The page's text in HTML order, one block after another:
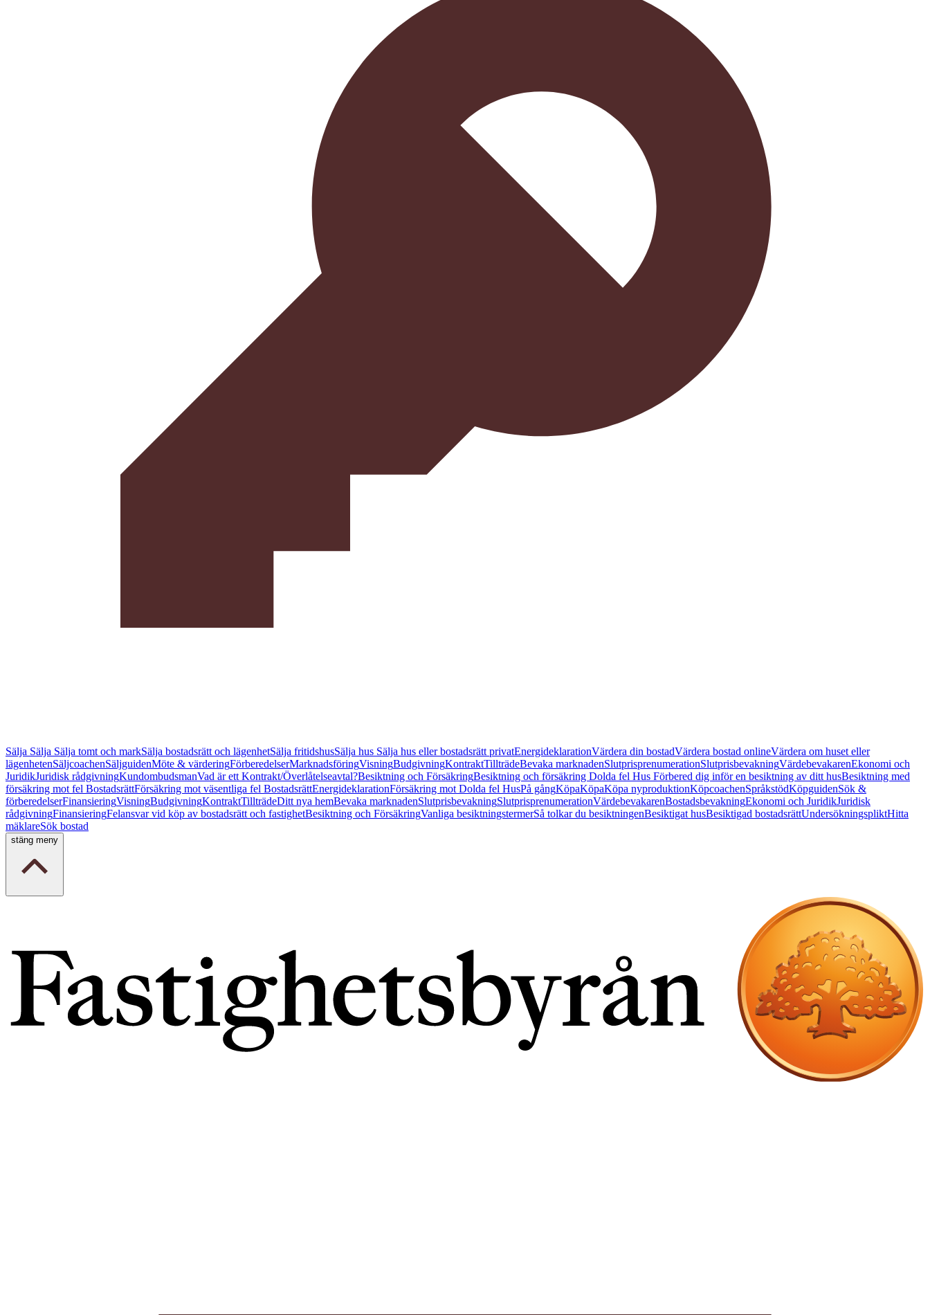
Sälja Sälja Sälja tomt och markSälja bostadsrätt och lägenhetSälja fritidshusSälja hus Sälja hus eller bostadsrätt privatEnergideklarationVärdera din bostadVärdera bostad onlineVärdera om huset eller
lägenhetenSäljcoachenSäljguidenMöte & värderingFörberedelserMarknadsföringVisningBudgivningKontraktTillträdeBevaka marknadenSlutprisprenumerationSlutprisbevakningVärdebevakarenEkonomi och
JuridikJuridisk rådgivningKundombudsmanVad är ett Kontrakt/Överlåtelseavtal?Besiktning och FörsäkringBesiktning och försäkring Dolda fel Hus Förbered dig inför en besiktning av ditt husBesiktning med
försäkring mot fel BostadsrättFörsäkring mot väsentliga fel BostadsrättEnergideklarationFörsäkring mot Dolda fel HusPå gångKöpaKöpaKöpa nyproduktionKöpcoachenSpråkstödKöpguidenSök &
förberedelserFinansieringVisningBudgivningKontraktTillträdeDitt nya hemBevaka marknadenSlutprisbevakningSlutprisprenumerationVärdebevakarenBostadsbevakningEkonomi och JuridikJuridisk
rådgivningFinansieringFelansvar vid köp av bostadsrätt och fastighetBesiktning och FörsäkringVanliga besiktningstermerSå tolkar du besiktningenBesiktigat husBesiktigad bostadsrättUndersökningspliktHitta
mäklareSök bostad
stäng meny